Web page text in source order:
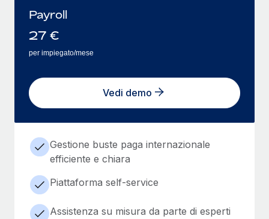
Payroll
27 €
per impiegato/mese
Vedi demo
Gestione buste paga internazionale
efficiente e chiara
Piattaforma self-service
Assistenza su misura da parte di esperti